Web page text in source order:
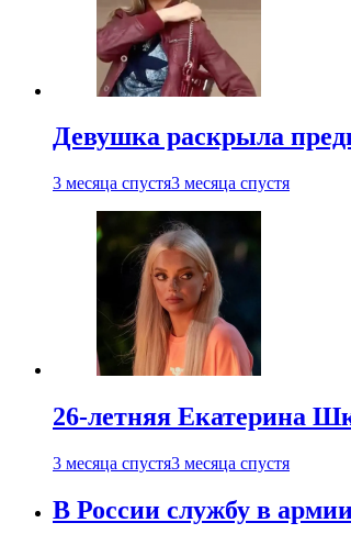
Девушка раскрыла
3 месяца спустя3 месяца спустя
26-летняя Екатерина
3 месяца спустя3 месяца спустя
В России службу в